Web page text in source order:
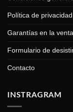
Política de
Garantías en la
Formulario de
Contacto
INSTRAGRAM